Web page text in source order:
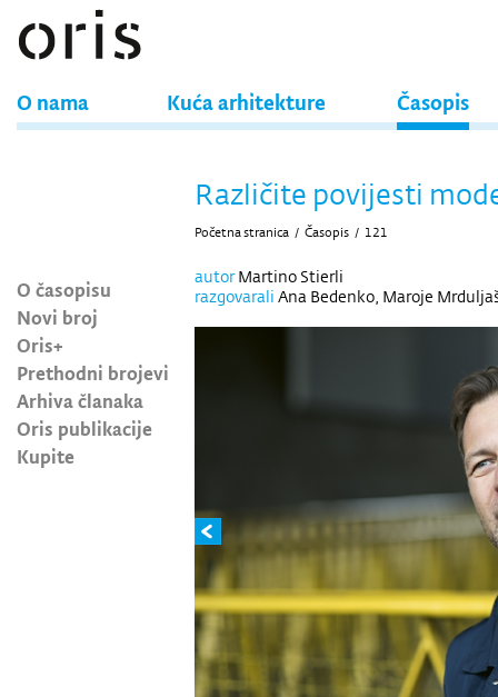
O nama Kuća arhitekture Časopis
O časopisu
Novi broj
Oris+
Prethodni brojevi
Arhiva članaka
Oris publikacije
Kupite
Različite povijesti
Početna stranica / Časopis / 121
autor Martino Stierli
razgovarali Ana Bedenko, Maroje